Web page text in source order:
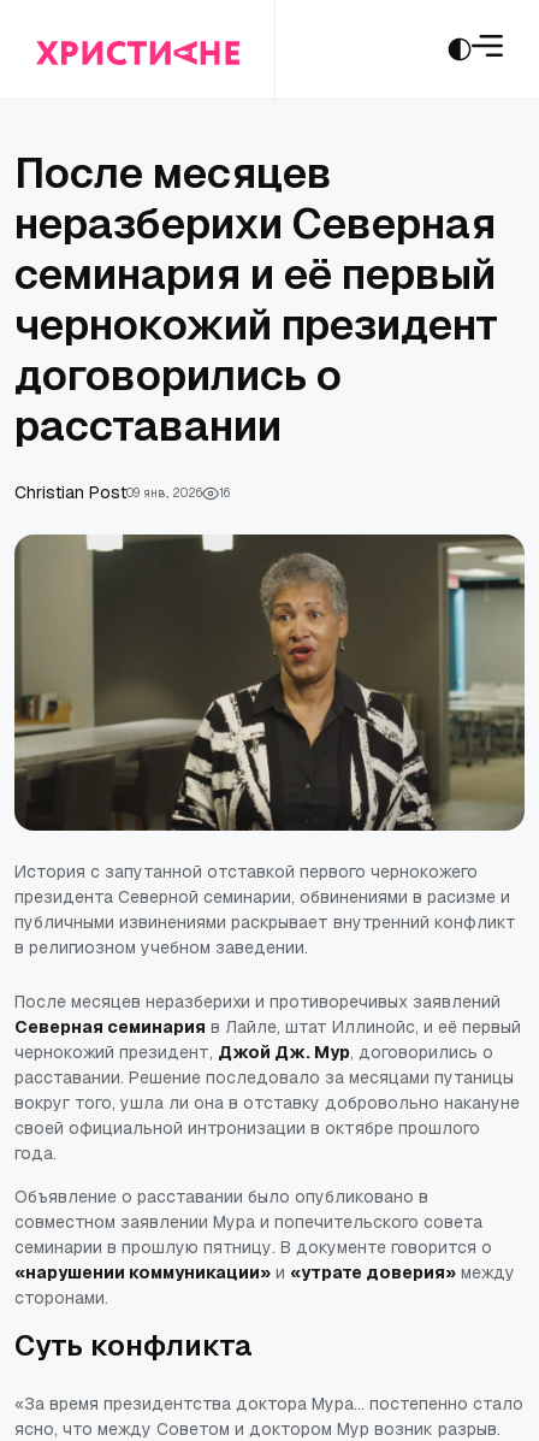
После месяцев
неразберихи Северная
семинария и её первый
чернокожий президент
договорились о
расставании
Сhristian Post09 янв., 2026 16
История с запутанной отставкой первого чернокожего
президента Северной семинарии, обвинениями в расизме и
публичными извинениями раскрывает внутренний конфликт
в религиозном учебном заведении.
После месяцев неразберихи и противоречивых заявлений
Северная семинария в Лайле, штат Иллинойс, и её первый
чернокожий президент, Джой Дж. Мур, договорились о
расставании. Решение последовало за месяцами путаницы
вокруг того, ушла ли она в отставку добровольно накануне
своей официальной интронизации в октябре прошлого
года.
Объявление о расставании было опубликовано в
совместном заявлении Мура и попечительского совета
семинарии в прошлую пятницу. В документе говорится о
«нарушении коммуникации» и «утрате доверия» между
сторонами.
Суть конфликта
«За время президентства доктора Мура… постепенно стало
ясно, что между Советом и доктором Мур возник разрыв.